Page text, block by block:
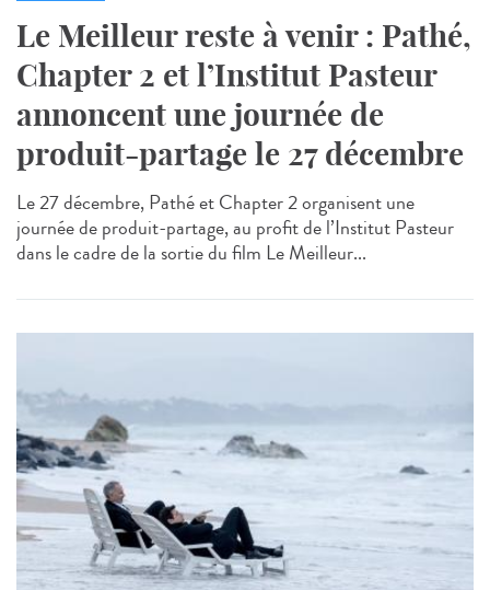
Le Meilleur reste à venir : Pathé,
Chapter 2 et l’Institut Pasteur
annoncent une journée de
produit-partage le 27 décembre
Le 27 décembre, Pathé et Chapter 2 organisent une
journée de produit-partage, au profit de l’Institut Pasteur
dans le cadre de la sortie du film Le Meilleur...